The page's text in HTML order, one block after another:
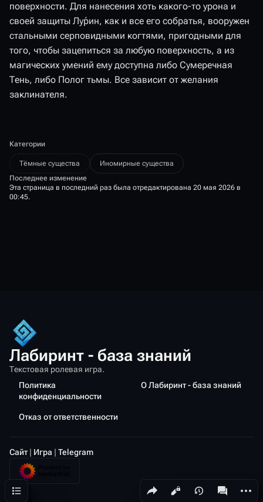
Поделиться этой страницей
Просмотры associated-
поверхности. Для нанесения хоть какого-то урона и
своей защиты Лу́рин, как и все его собратья, вооружен
стальными серповидными когтями, пригодными для
того, чтобы зацепиться за любую поверхность, а из
магических умений ему доступна либо Сумеречная
Тень, либо Полог тьмы. Все зависит от желания
заклинателя.
Содержание
Категории
Тёмные существа
Иномирные существа
Последнее изменение
Эта страница в последний раз была отредактирована 20 мая 2026 в
00:45.
Лабиринт - база знаний
Текстовая ролевая игра.
Политика
конфиденциальности
О Лабиринт - база знаний
Отказ от ответственности
Сайт| Игра | Telegram